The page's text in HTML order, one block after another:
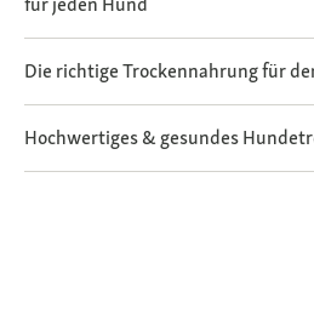
Die richtige Trockennahrung für
Hochwertiges & gesundes